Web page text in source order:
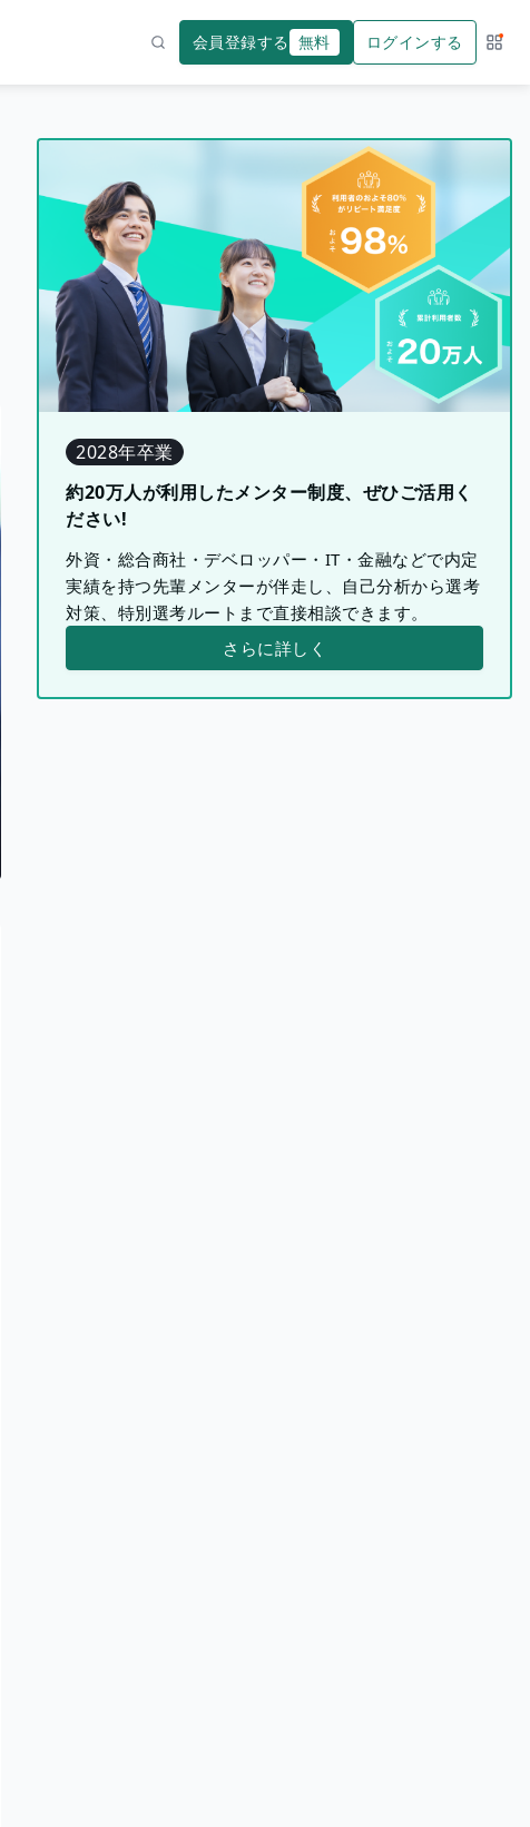
会員登録する 無料 ログインする サー
2028年卒業
約20万人が利用したメンター制度、ぜひご活用く
ださい!
外資・総合商社・デベロッパー・IT・金融などで内定
実績を持つ先輩メンターが伴走し、自己分析から選考
対策、特別選考ルートまで直接相談できます。
さらに詳しく